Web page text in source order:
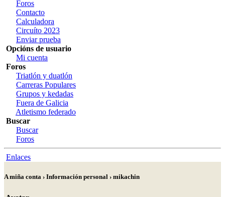
Foros
Contacto
Calculadora
Circuíto 2023
Enviar prueba
Opcións de usuario
Mi cuenta
Foros
Triatlón y duatlón
Carreras Populares
Grupos y kedadas
Fuera de Galicia
Atletismo federado
Buscar
Buscar
Foros
Enlaces
A miña conta › Información personal › mikachin